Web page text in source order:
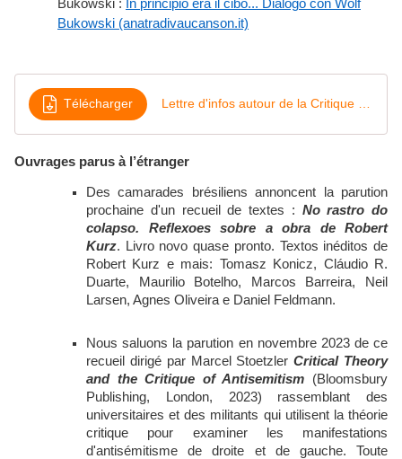
Bukowski :
In principio era il cibo... Dialogo con Wolf
Bukowski (anatradivaucanson.it)
Télécharger Lettre d'infos autour de la Critique de la valeurdissociation Juillet 2024
Ouvrages parus à l’étranger
Des camarades brésiliens annoncent la parution
prochaine d'un recueil de textes : No rastro do
colapso. Reflexoes sobre a obra de Robert
Kurz. Livro novo quase pronto. Textos inéditos de
Robert Kurz e mais: Tomasz Konicz, Cláudio R.
Duarte, Maurilio Botelho, Marcos Barreira, Neil
Larsen, Agnes Oliveira e Daniel Feldmann.
Nous saluons la parution en novembre 2023 de ce
recueil dirigé par Marcel StoetzlerCritical Theory
and the Critique of Antisemitism
(Bloomsbury
Publishing, London, 2023) rassemblant des
universitaires et des militants qui utilisent la théorie
critique pour examiner les manifestations
d'antisémitisme de droite et de gauche. Toute